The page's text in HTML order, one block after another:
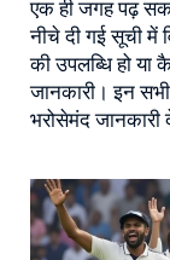
एक ही जगह पढ़
नीचे दी गई सूची में
की उपलब्धि हो या
जानकारी। इन
भरोसेमंद